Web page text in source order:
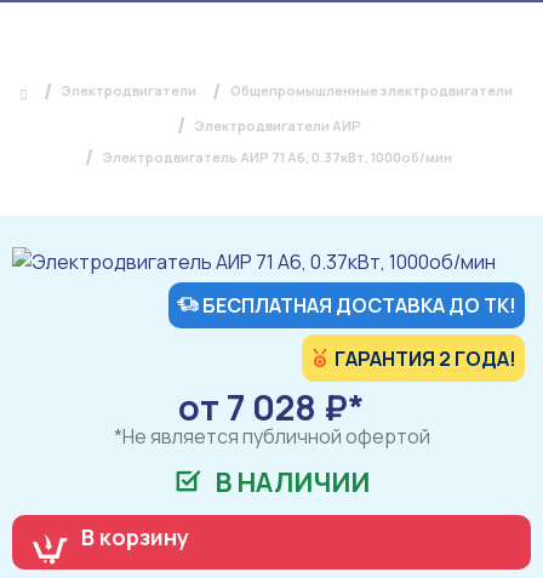
Электродвигатели
Общепромышленные электродвигатели
Электродвигатели АИР
Электродвигатель АИР 71 А6, 0.37кВт, 1000об/мин
БЕСПЛАТНАЯ ДОСТАВКА ДО ТК!
ГАРАНТИЯ 2 ГОДА!
от 7 028 ₽*
*Не является публичной офертой
В НАЛИЧИИ
В корзину